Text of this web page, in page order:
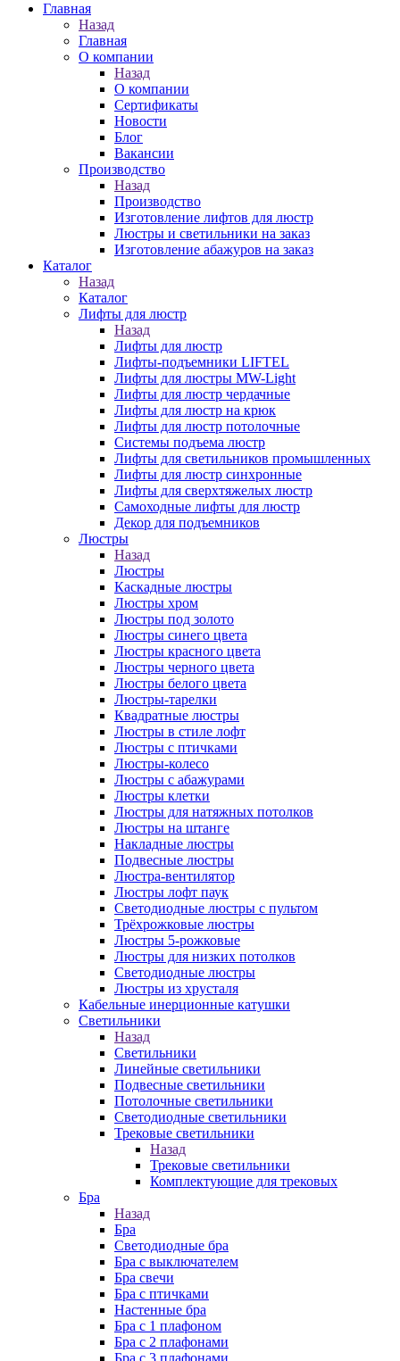
Главная
Назад
Главная
О компании
Назад
О компании
Сертификаты
Новости
Блог
Вакансии
Производство
Назад
Производство
Изготовление лифтов для люстр
Люстры и светильники на заказ
Изготовление абажуров на заказ
Каталог
Назад
Каталог
Лифты для люстр
Назад
Лифты для люстр
Лифты-подъемники LIFTEL
Лифты для люстры MW-Light
Лифты для люстр чердачные
Лифты для люстр на крюк
Лифты для люстр потолочные
Системы подъема люстр
Лифты для светильников промышленных
Лифты для люстр синхронные
Лифты для сверхтяжелых люстр
Самоходные лифты для люстр
Декор для подъемников
Люстры
Назад
Люстры
Каскадные люстры
Люстры хром
Люстры под золото
Люстры синего цвета
Люстры красного цвета
Люстры черного цвета
Люстры белого цвета
Люстры-тарелки
Квадратные люстры
Люстры в стиле лофт
Люстры с птичками
Люстры-колесо
Люстры с абажурами
Люстры клетки
Люстры для натяжных потолков
Люстры на штанге
Накладные люстры
Подвесные люстры
Люстра-вентилятор
Люстры лофт паук
Светодиодные люстры с пультом
Трёхрожковые люстры
Люстры 5-рожковые
Люстры для низких потолков
Cветодиодные люстры
Люстры из хрусталя
Кабельные инерционные катушки
Светильники
Назад
Светильники
Линейные светильники
Подвесные светильники
Потолочные светильники
Светодиодные светильники
Трековые светильники
Назад
Трековые светильники
Комплектующие для трековых
Бра
Назад
Бра
Светодиодные бра
Бра с выключателем
Бра свечи
Бра с птичками
Настенные бра
Бра с 1 плафоном
Бра с 2 плафонами
Бра с 3 плафонами